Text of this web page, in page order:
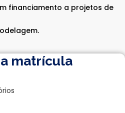
financiamento a projetos de
matrícula